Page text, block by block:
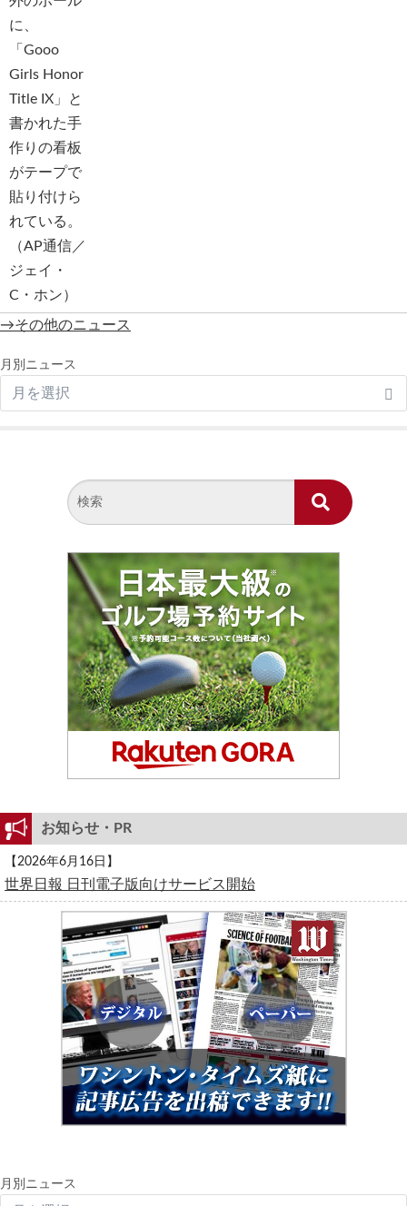
→その他のニュース
月別ニュース
お知らせ・PR
【2026年6月16日】
世界日報 日刊電子版向けサービス開始
月別ニュース